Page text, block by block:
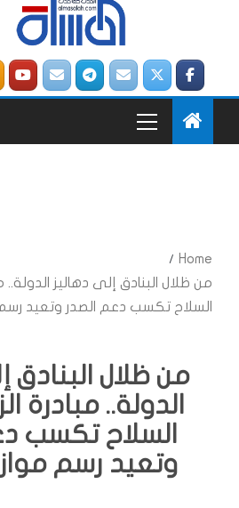
Home
من ظلال البنادق إلى دهاليز الدولة..
السلاح تكسب دعم الصدر وتعيد
من ظلال البنادق
الدولة.. مبادرة
السلاح تكسب
وتعيد رسم